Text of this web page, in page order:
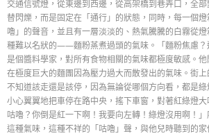
交通信號燈，從東邊到西邊，從高架橋到巷弄口，全
替閃爍，而是固定在「通行」的狀態，同時，每一個
嚕」的聲音，並且有一層淡淡的、熱氣騰騰的白霧從
種難以名狀的——麵粉蒸煮過頭的氣味。「麵粉焦慮？
是個醬料學家，對所有食物相關的氣味都極度敏感。
在極度巨大的麵團因為壓力過大而散發出的氣味。街
不知道該走還是該停，因為無論從哪個方向看，都是
小心翼翼地把車停在路中央，搖下車窗，對著紅綠燈
咕嚕？你倒是紅一下啊！我要向左轉！綠燈沒用啊！
這種氣味，這種不祥的「咕嚕」聲，與他兒時聽到的